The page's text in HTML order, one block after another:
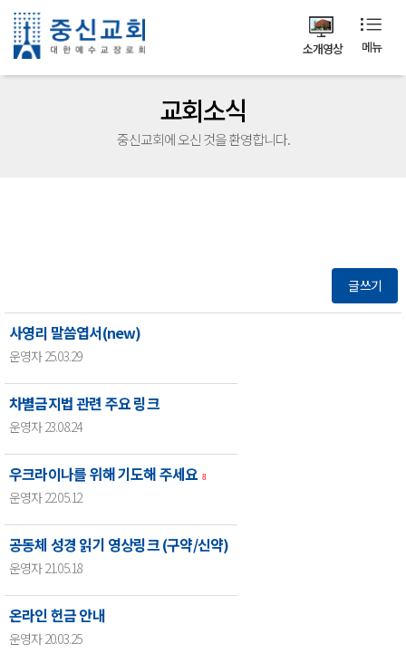
메뉴
소개영상
교회소식
중신교회에 오신 것을 환영합니다.
글쓰기
사영리 말씀엽서(new)
운영자 25.03.29
차별금지법 관련 주요 링크
운영자 23.08.24
우크라이나를 위해 기도해 주세요 8
운영자 22.05.12
공동체 성경 읽기 영상링크 (구약/신약)
운영자 21.05.18
온라인 헌금 안내
운영자 20.03.25